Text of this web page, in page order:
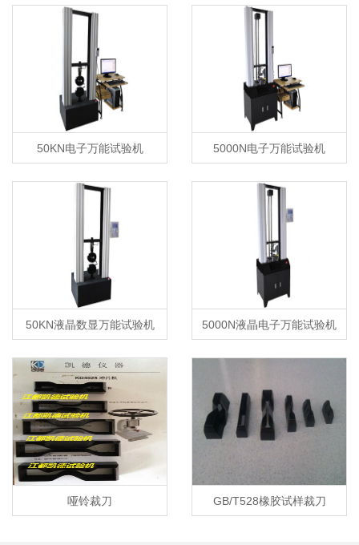
50KN电子万能试验机 5000N电子万能试验机
50KN液晶数显万能试验机 5000N液晶电子万能试验机
哑铃裁刀 GB/T528橡胶试样裁刀